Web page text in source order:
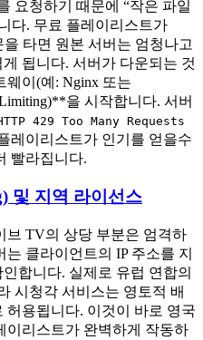
요청하기 때문에 “작은 파일
다. 무료 플레이리스트가
을 타면 원본 서버는 엄청나고
됩니다. 서버가 다운되는 것
웨이(예: Nginx 또는
을 시작합니다. 서버
429 Too Many Requests
레이리스트가 인기를 얻을수
빨라집니다.
및 지역 라이선스
브 TV의 상당 부분은 엄격하
클라이언트의 IP 주소를 지
합니다. 실제로 유럽 연합의
시청각 서비스는 영토적 배
허용됩니다. 이것이 바로 영국
이리스트가 완벽하게 작동하